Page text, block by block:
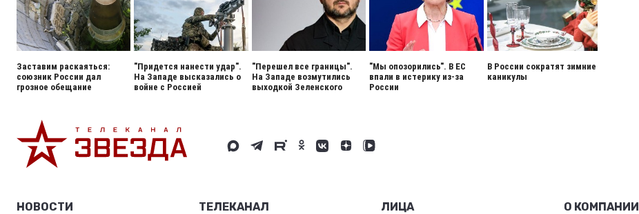
Заставим раскаяться:
союзник России дал
грозное обещание
"Придется нанести удар".
На Западе высказались о
войне с Россией
"Перешел все границы".
На Западе возмутились
выходкой Зеленского
"Мы опозорились". В ЕС
впали в истерику из-за
России
В России сократят зимние
каникулы
НОВОСТИ
ТЕЛЕКАНАЛ
ЛИЦА
О КОМПАНИИ